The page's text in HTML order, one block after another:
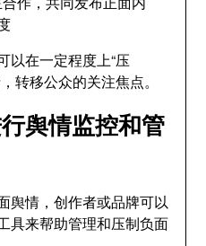
以在一定程度上“压
转移公众的关注焦点。
舆情监控和管
舆情，创作者或品牌可以
具来帮助管理和压制负面